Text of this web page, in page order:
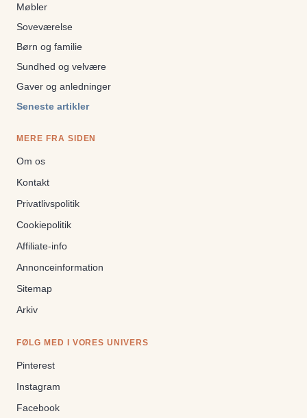
Møbler
Soveværelse
Børn og familie
Sundhed og velvære
Gaver og anledninger
Seneste artikler
MERE FRA SIDEN
Om os
Kontakt
Privatlivspolitik
Cookiepolitik
Affiliate-info
Annonceinformation
Sitemap
Arkiv
FØLG MED I VORES UNIVERS
Pinterest
Instagram
Facebook